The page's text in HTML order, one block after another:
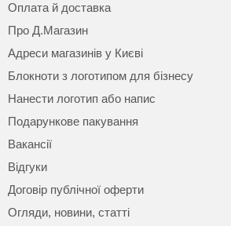
Оплата й доставка
Про Д.Магазин
Адреси магазинів у Києві
Блокноти з логотипом для бізнесу
Нанести логотип або напис
Подарункове пакування
Вакансії
Відгуки
Договір публічної оферти
Огляди, новини, статті